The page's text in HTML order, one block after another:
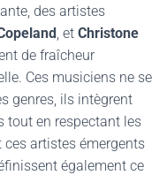
des artistes
, et Christone
de fraîcheur
Ces musiciens ne se
genres, ils intègrent
tout en respectant les
artistes émergents
également ce